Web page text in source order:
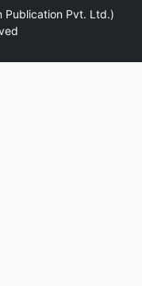
Publication Pvt. Ltd.)